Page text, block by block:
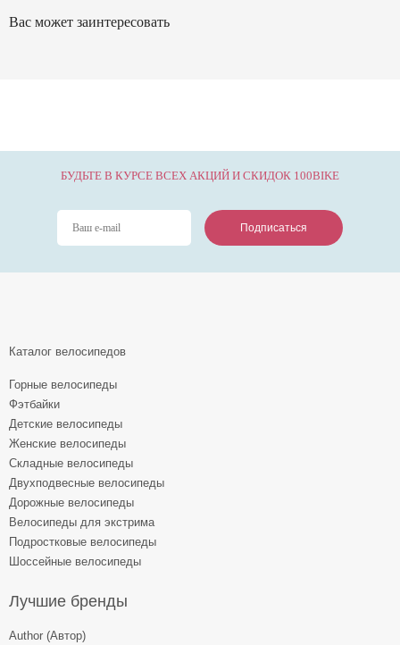
Вас может заинтересовать
БУДЬТЕ В КУРСЕ ВСЕХ АКЦИЙ И СКИДОК 100BIKE
Подписаться
Подписаться
Подписаться
Каталог велосипедов
Горные велосипеды
Фэтбайки
Детские велосипеды
Женские велосипеды
Складные велосипеды
Двухподвесные велосипеды
Дорожные велосипеды
Велосипеды для экстрима
Подростковые велосипеды
Шоссейные велосипеды
Лучшие бренды
Author (Автор)